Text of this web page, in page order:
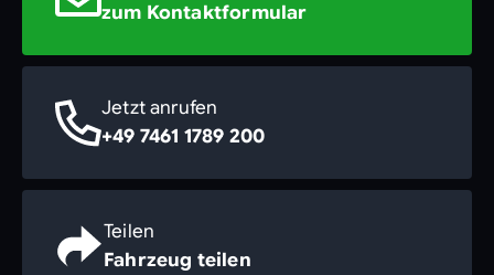
zum Kontaktformular
Jetzt anrufen
+49 7461 1789 200
Teilen
Fahrzeug teilen